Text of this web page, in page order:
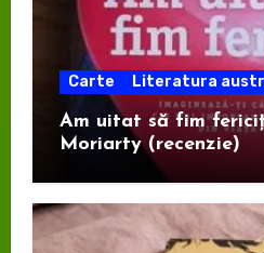
Carte Literatura
Am uitat să fim
Moriarty (recenzie)